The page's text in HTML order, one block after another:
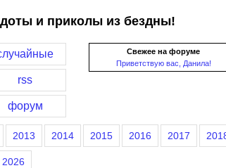
и приколы из бездны!
Свежее на форуме
Приветствую вас, Данила!
rss
форум
2013 2014 2015 2016 2017
2026